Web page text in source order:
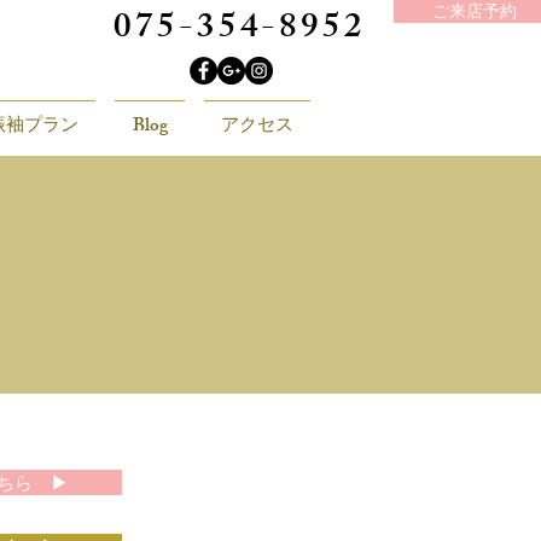
075-354-8952 ご来店予約
プラン Blog アクセス
ちら ▶